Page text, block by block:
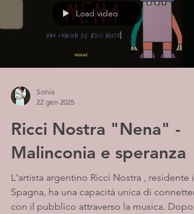
Load video
Sonia
22 gen 2025
Ricci Nostra "Nena" -
Malinconia e speranza
L'artista argentino Ricci Nostra , residente in
Spagna, ha una capacità unica di
con il pubblico attraverso la musica.